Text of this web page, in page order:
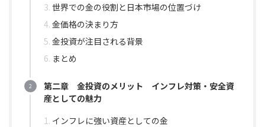
世界での金の役割と日本市場の位置づけ
金価格の決まり方
金投資が注目される背景
まとめ
第二章 金投資のメリット インフレ対策・安全資
産としての魅力
インフレに強い資産としての金